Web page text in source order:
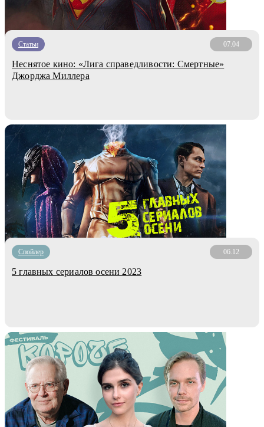
Статьи 07.04
Неснятое кино: «Лига справедливости: Смертные»
Джорджа Миллера
Cпойлер 06.12
5 главных сериалов осени 2023